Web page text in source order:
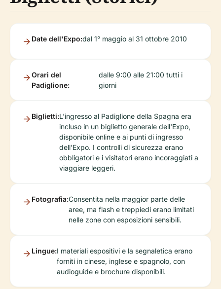
Date dell'Expo:dal 1° maggio al 31 ottobre 2010
Orari del
Padiglione:
dalle 9:00 alle 21:00 tutti i
giorni
Biglietti:L'ingresso al Padiglione della Spagna era
incluso in un biglietto generale dell'Expo,
disponibile online e ai punti di ingresso
dell'Expo. I controlli di sicurezza erano
obbligatori e i visitatori erano incoraggiati a
viaggiare leggeri.
Fotografia:Consentita nella maggior parte delle
aree, ma flash e treppiedi erano limitati
nelle zone con esposizioni sensibili.
Lingue:I materiali espositivi e la segnaletica erano
forniti in cinese, inglese e spagnolo, con
audioguide e brochure disponibili.